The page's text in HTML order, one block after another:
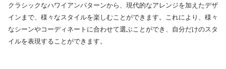
クラシックなハワイアンパターンから、現代的なアレンジを加えたデザ
インまで、様々なスタイルを楽しむことができます。これにより、様々
なシーンやコーディネートに合わせて選ぶことができ、自分だけのスタ
イルを表現することができます。